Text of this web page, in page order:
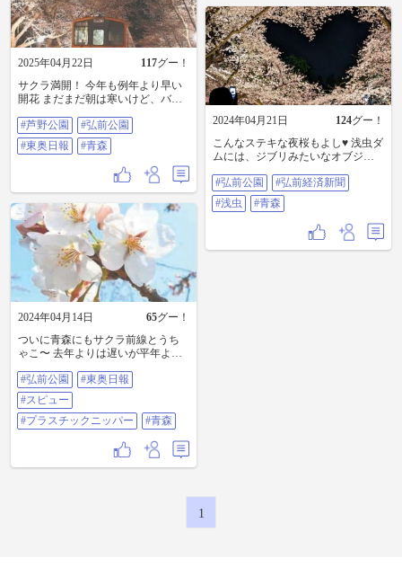
2025年04月22日 117グー！
サクラ満開！ 今年も例年より早い
開花 まだまだ朝は寒いけど、バイ
らっと行かれるかな♪ 来週からまっ
たく予定がないGW突入ー #芦野公
園 #弘前公園 #東奥日報 #青森
#芦野公園
#弘前公園
#東奥日報
#青森
2024年04月21日 124グー！
こんなステキな夜桜もよし♥ 浅虫ダ
ムには、ジブリみたいなオブジェ
り不気味w 本日は市内でサクラマ
ラソンがあるので、ルートを考え
てツーリングしないと(^o^) #弘前公
園 #弘前経済新聞 #浅虫 #青森
#弘前公園
#弘前経済新聞
#浅虫
#青森
2024年04月14日 65グー！
ついに青森にもサクラ前線とうち
ゃこ〜 去年よりは遅いが平年より
は20度まで上がるとか、、 さて、
ボクちゃんもおヒゲを剃ってキレ
イになりましょね〜 切り残しがな
いように溝がないプラスチックニ
スピュー #プラスチックニッパー #
#弘前公園
#東奥日報
#スピュー
#プラスチックニッパー
#青森
1